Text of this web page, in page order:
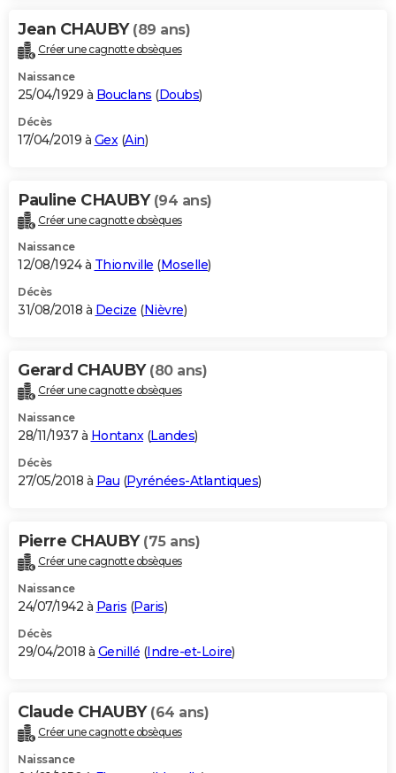
Jean CHAUBY (89 ans)
Créer une cagnotte obsèques
Naissance
25/04/1929 à Bouclans (Doubs)
Décès
17/04/2019 à Gex (Ain)
Pauline CHAUBY (94 ans)
Créer une cagnotte obsèques
Naissance
12/08/1924 à Thionville (Moselle)
Décès
31/08/2018 à Decize (Nièvre)
Gerard CHAUBY (80 ans)
Créer une cagnotte obsèques
Naissance
28/11/1937 à Hontanx(Landes)
Décès
27/05/2018 à Pau (Pyrénées-Atlantiques)
Pierre CHAUBY (75 ans)
Créer une cagnotte obsèques
Naissance
24/07/1942 à Paris (Paris)
Décès
29/04/2018 à Genillé (Indre-et-Loire)
Claude CHAUBY (64 ans)
Créer une cagnotte obsèques
Naissance